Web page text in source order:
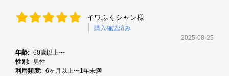
イワふくシャン様
購入確認済み
2025-08-25
年齢: 60歳以上〜
性別:
男性
利用頻度: 6ヶ月以上〜1年未満